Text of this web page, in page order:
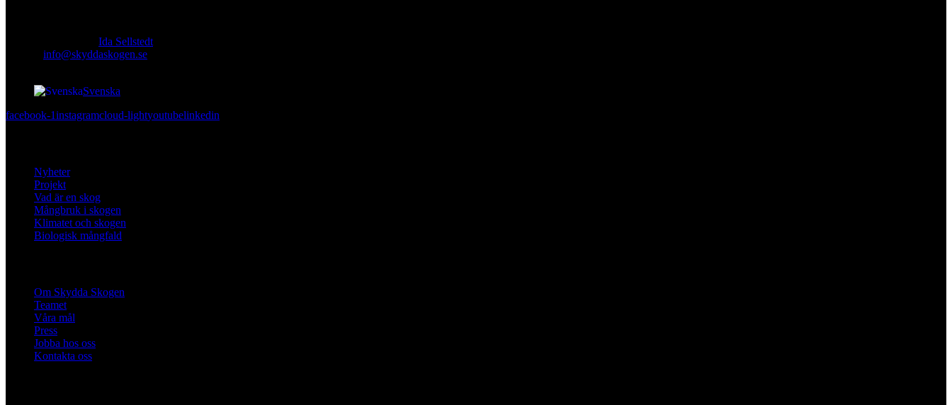
Ida Sellstedt
info@skyddaskogen.se
Svenska
facebook-1instagramcloud-lightyoutubelinkedin
Nyheter
Projekt
Vad är en skog
Mångbruk i skogen
Klimatet och skogen
Biologisk mångfald
Om Skydda Skogen
Teamet
Våra mål
Press
Jobba hos oss
Kontakta oss